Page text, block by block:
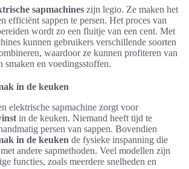
sapmachines zijn legio. Ze maken het
efficiënt sappen te persen. Het proces van
wordt zo een fluitje van een cent. Met
kunnen gebruikers verschillende soorten
waardoor ze kunnen profiteren van
smaken en voedingsstoffen.
in de keuken
elektrische sapmachine zorgt voor
in de keuken. Niemand heeft tijd te
persen van sappen. Bovendien
in de keuken de fysieke inspanning die
andere sapmethoden. Veel modellen zijn
functies, zoals meerdere snelheden en